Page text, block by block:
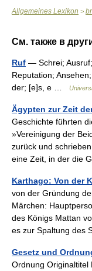
Allgemeines Lexikon >
См. также в
Ruf — Schrei;
Reputation;
der; [e]s, e …
Ägypten zur Zeit
Geschichte führten
»Vereinigung der
zurück und
eine Zeit, in der die
Karthago: Von der
von der Gründung
Märchen:
des Königs Mattan
es zur Spaltung des
Gesetz und
Ordnung